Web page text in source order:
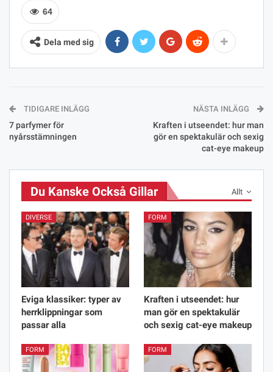
64
Dela med sig
TIDIGARE INLÄGG
7 parfymer för
nyårsstämningen
NÄSTA INLÄGG
Kraften i utseendet: hur man
gör en spektakulär och sexig
cat-eye makeup
Allt
Du Kanske Också Gillar
DIVERSE
Eviga klassiker: typer av
herrklippningar som
passar alla
FORM
Kraften i utseendet: hur
man gör en spektakulär
och sexig cat-eye makeup
FORM FORM